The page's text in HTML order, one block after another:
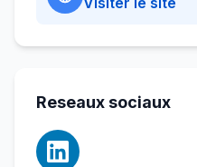
Reseaux sociaux